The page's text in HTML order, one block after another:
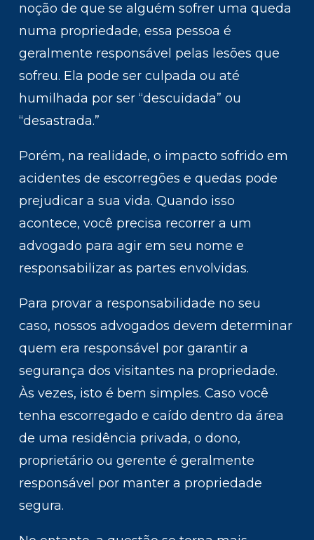
noção de que se alguém sofrer uma queda
numa propriedade, essa pessoa é
geralmente responsável pelas lesões que
sofreu. Ela pode ser culpada ou até
humilhada por ser “descuidada” ou
“desastrada.”
Porém, na realidade, o impacto sofrido em
acidentes de escorregões e quedas pode
prejudicar a sua vida. Quando isso
acontece, você precisa recorrer a um
advogado para agir em seu nome e
responsabilizar as partes envolvidas.
Para provar a responsabilidade no seu
caso, nossos advogados devem determinar
quem era responsável por garantir a
segurança dos visitantes na propriedade.
Às vezes, isto é bem simples. Caso você
tenha escorregado e caído dentro da área
de uma residência privada, o dono,
proprietário ou gerente é geralmente
responsável por manter a propriedade
segura.